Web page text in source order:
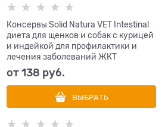
Консервы Solid Natura VET Intestinal
диета для щенков и собак с курицей
и индейкой для профилактики и
лечения заболеваний ЖКТ
от138 руб.
ВЫБРАТЬ